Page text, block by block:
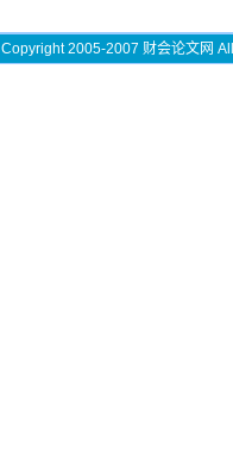
Copyright 2005-2007 财会论文网